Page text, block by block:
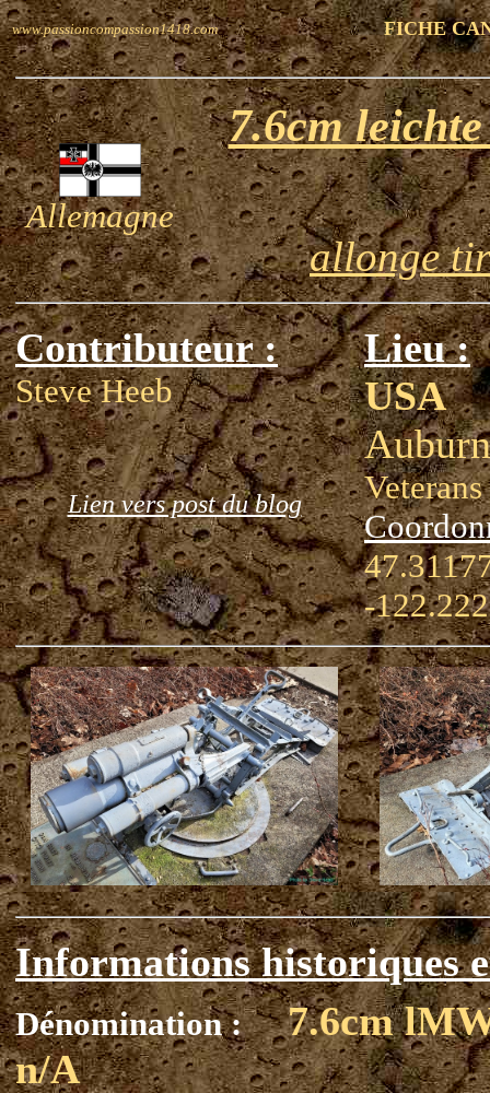
www.passioncompassion1418.com FICHE
Allemagne
7.6cm
allonge
Contributeur :
Steve Heeb
Lien vers post du blog
Lieu :
USA
-
Informations historiques
Dénomination :
7.6cm
n/A